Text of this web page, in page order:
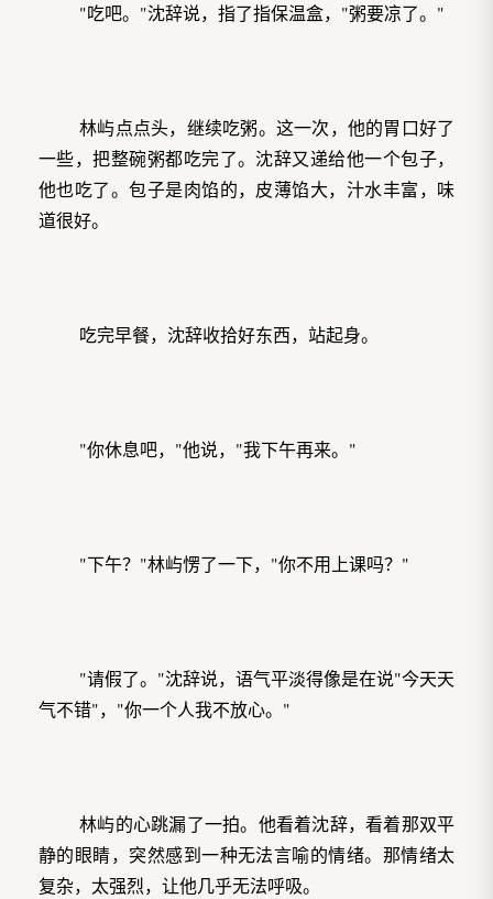
"吃吧。"沈辞说，指了指保温盒，"粥要凉了。"
林屿点点头，继续吃粥。这一次，他的胃口好了
一些，把整碗粥都吃完了。沈辞又递给他一个包子，
他也吃了。包子是肉馅的，皮薄馅大，汁水丰富，味
道很好。
吃完早餐，沈辞收拾好东西，站起身。
"你休息吧，"他说，"我下午再来。"
"下午？"林屿愣了一下，"你不用上课吗？"
"请假了。"沈辞说，语气平淡得像是在说"今天天
气不错"，"你一个人我不放心。"
林屿的心跳漏了一拍。他看着沈辞，看着那双平
静的眼睛，突然感到一种无法言喻的情绪。那情绪太
复杂，太强烈，让他几乎无法呼吸。